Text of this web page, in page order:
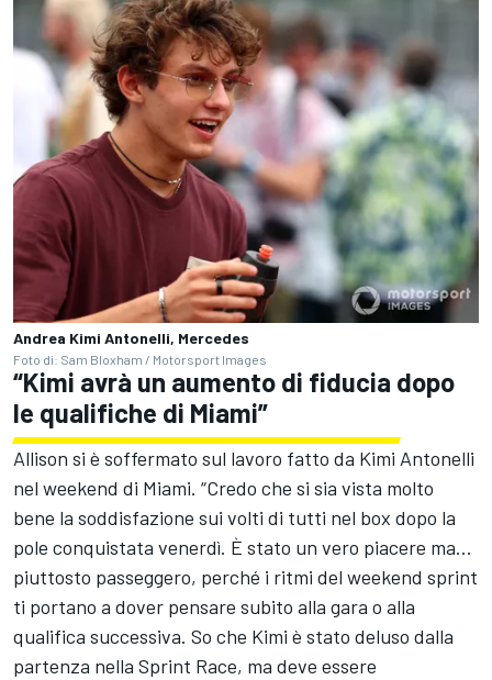
Andrea Kimi Antonelli, Mercedes
Foto di: Sam Bloxham / Motorsport Images
“Kimi avrà un aumento di fiducia dopo
le qualifiche di Miami”
Allison si è soffermato sul lavoro fatto da Kimi Antonelli
nel weekend di Miami. “Credo che si sia vista molto
bene la soddisfazione sui volti di tutti nel box dopo la
pole conquistata venerdì. È stato un vero piacere ma…
piuttosto passeggero, perché i ritmi del weekend sprint
ti portano a dover pensare subito alla gara o alla
qualifica successiva. So che Kimi è stato deluso dalla
partenza nella Sprint Race, ma deve essere